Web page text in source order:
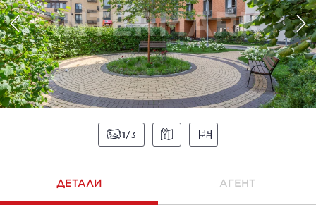
1 3
ДЕТАЛИ АГЕНТ